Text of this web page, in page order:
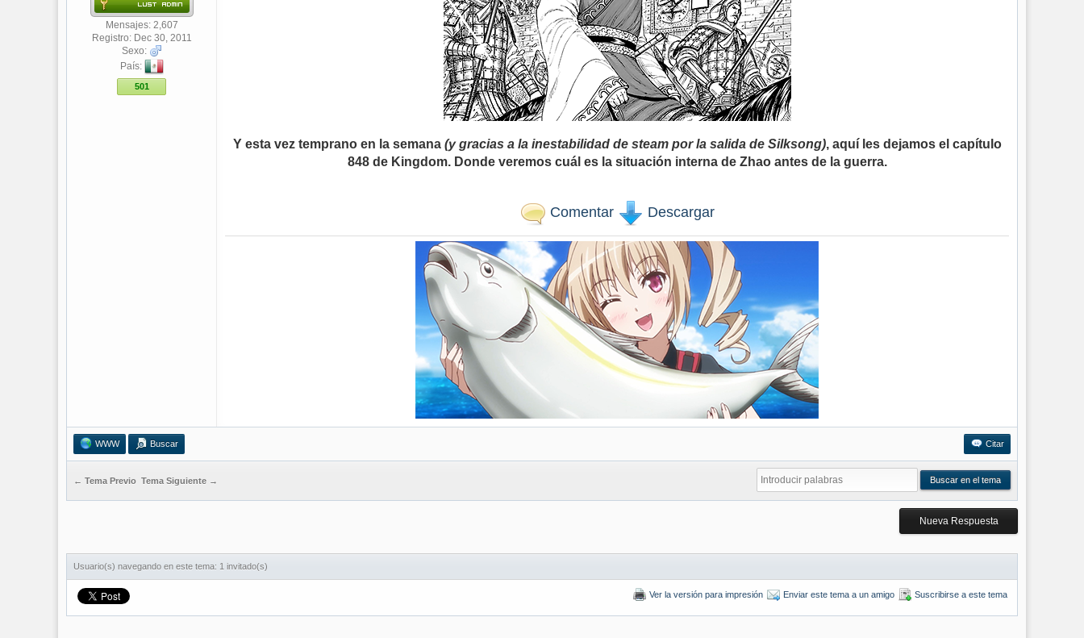
Mensajes: 2,607
Registro: Dec 30, 2011
Sexo:
País:
501
Y esta vez temprano en la semana (y gracias a la inestabilidad de steam por la salida de Silksong), aquí les dejamos el capítulo
848 de Kingdom. Donde veremos cuál es la situación interna de Zhao antes de la guerra.
Comentar Descargar
WWW Buscar Citar
← Tema Previo Tema Siguiente →
Nueva Respuesta
Usuario(s) navegando en este tema: 1 invitado(s)
Ver la versión para impresión Enviar este tema a un amigo Suscribirse a este tema